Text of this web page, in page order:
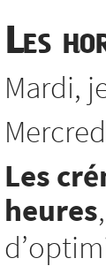
Les
Mardi,
Les
heures